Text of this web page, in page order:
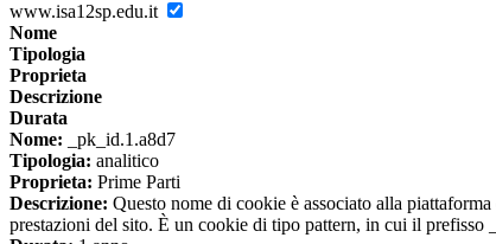
www.isa12sp.edu.it
Nome
Tipologia
Proprieta
Descrizione
Durata
Nome: _pk_id.1.a8d7
Tipologia: analitico
Proprieta: Prime Parti
Descrizione: Questo nome di cookie è associato alla
prestazioni del sito. È un cookie di tipo pattern, in cui il prefisso